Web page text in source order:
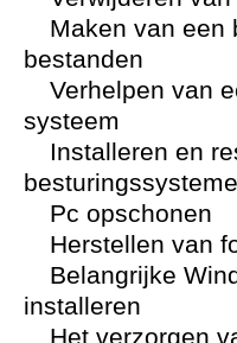
Maken van een
bestanden
Verhelpen van
systeem
Installeren en
Pc opschonen
Herstellen van
Belangrijke
installeren
Het verzorgen